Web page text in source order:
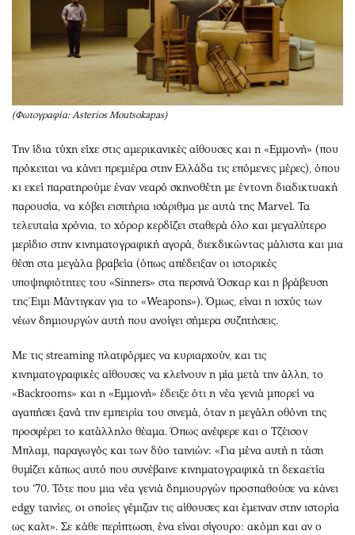
(Φωτογραφία: Asterios Moutsokapas)
Την ίδια τύχη είχε στις αμερικανικές αίθουσες και η «Εμμονή» (που
πρόκειται να κάνει πρεμιέρα στην Ελλάδα τις επόμενες μέρες), όπου
κι εκεί παρατηρούμε έναν νεαρό σκηνοθέτη με έντονη διαδικτυακή
παρουσία, να κόβει εισιτήρια ισάριθμα με αυτά της Marvel. Τα
τελευταία χρόνια, το χόρορ κερδίζει σταθερά όλο και μεγαλύτερο
μερίδιο στην κινηματογραφική αγορά, διεκδικώντας μάλιστα και μια
θέση στα μεγάλα βραβεία (όπως απέδειξαν οι ιστορικές
υποψηφιότητες του «Sinners» στα περσινά Όσκαρ και η βράβευση
της Έιμι Μάντιγκαν για το «Weapons»). Όμως, είναι η ισχύς των
νέων δημιουργών αυτή που ανοίγει σήμερα συζητήσεις.
Με τις streaming πλατφόρμες να κυριαρχούν, και τις
κινηματογραφικές αίθουσες να κλείνουν η μία μετά την άλλη, το
«Backrooms» και η «Εμμονή» έδειξε ότι η νέα γενιά μπορεί να
αγαπήσει ξανά την εμπειρία του σινεμά, όταν η μεγάλη οθόνη της
προσφέρει το κατάλληλο θέαμα. Όπως ανέφερε και ο Τζέισον
Μπλαμ, παραγωγός και των δύο ταινιών: «Για μένα αυτή η τάση
θυμίζει κάπως αυτό που συνέβαινε κινηματογραφικά τη δεκαετία
του ‘70. Τότε που μια νέα γενιά δημιουργών προσπαθούσε να κάνει
edgy ταινίες, οι οποίες γέμιζαν τις αίθουσες και έμειναν στην ιστορία
ως καλτ». Σε κάθε περίπτωση, ένα είναι σίγουρο: ακόμη και αν ο